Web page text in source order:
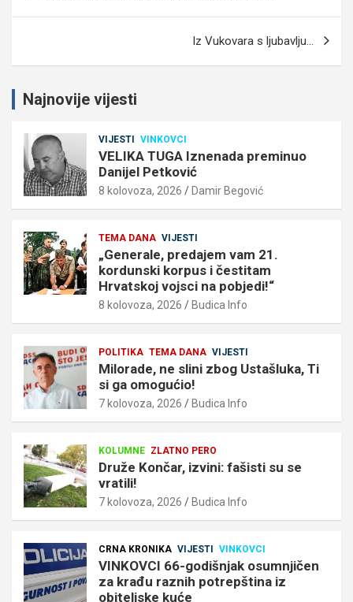
Iz Vukovara s ljubavlju…
Najnovije vijesti
VIJESTI VINKOVCI
VELIKA TUGA Iznenada preminuo
Danijel Petković
8 kolovoza, 2026 Damir Begović
TEMA DANA VIJESTI
„Generale, predajem vam 21.
kordunski korpus i čestitam
Hrvatskoj vojsci na pobjedi!“
8 kolovoza, 2026 Budica Info
POLITIKA TEMA DANA VIJESTI
Milorade, ne slini zbog Ustašluka, Ti
si ga omogućio!
7 kolovoza, 2026 Budica Info
KOLUMNE ZLATNO PERO
Druže Končar, izvini: fašisti su se
vratili!
7 kolovoza, 2026 Budica Info
CRNA KRONIKA VIJESTI VINKOVCI
VINKOVCI 66-godišnjak osumnjičen
za krađu raznih potrepština iz
obiteljske kuće